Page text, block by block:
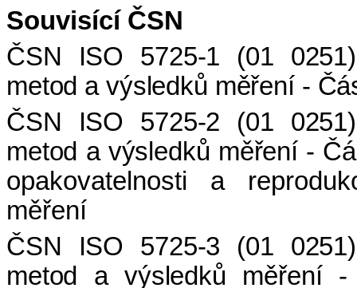
Souvisící ČSN
ČSN ISO 5725-1 (01 0251)
metod a výsledků měření -
ČSN ISO 5725-2 (01 0251)
metod a výsledků měření -
opakovatelnosti a
měření
ČSN ISO 5725-3 (01 0251)
metod a výsledků měření